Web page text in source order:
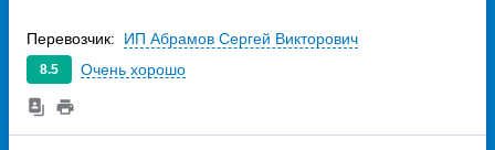
8.5 Очень хорошо
Перевозчик: ИП Абрамов Сергей Викторович